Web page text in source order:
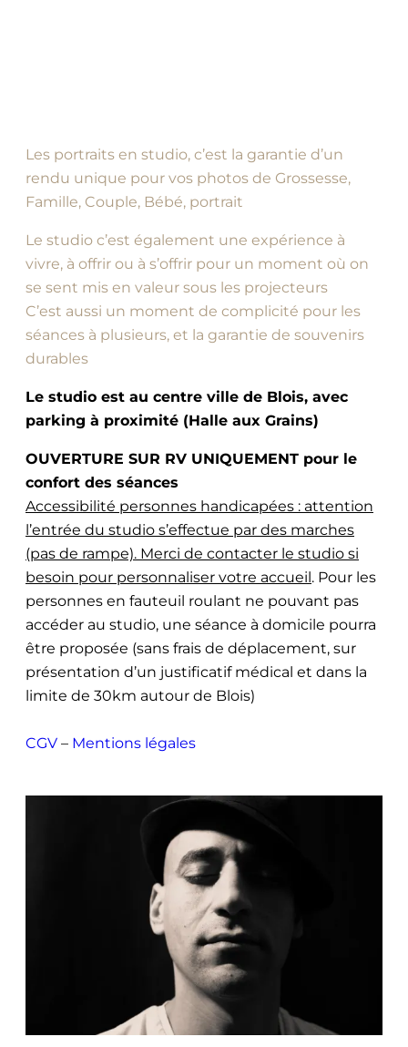
Les portraits en studio, c’est la garantie d’un
rendu unique pour vos photos de Grossesse,
Famille, Couple, Bébé, portrait
Le studio c’est également une expérience à
vivre, à offrir ou à s’offrir pour un moment où on
se sent mis en valeur sous les projecteurs
C’est aussi un moment de complicité pour les
séances à plusieurs, et la garantie de souvenirs
durables
Le studio est au centre ville de Blois, avec
parking à proximité (Halle aux Grains)
OUVERTURE SUR RV UNIQUEMENT pour le
confort des séances
Accessibilité personnes handicapées : attention
l’entrée du studio s’effectue par des marches
(pas de rampe). Merci de contacter le studio si
besoin pour personnaliser votre accueil. Pour les
personnes en fauteuil roulant ne pouvant pas
accéder au studio, une séance à domicile pourra
être proposée (sans frais de déplacement, sur
présentation d’un justificatif médical et dans la
limite de 30km autour de Blois)
CGV – Mentions légales